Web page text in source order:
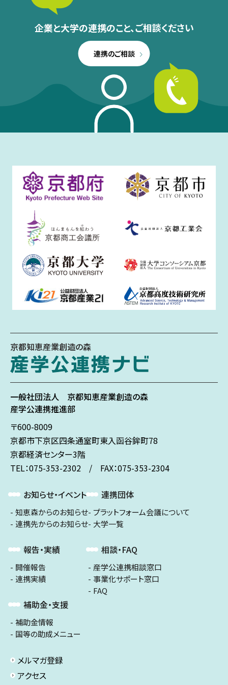
企業と大学の連携のこと、ご相談ください
連携のご相談
京都知恵産業創造の森
一般社団法人 京都知恵産業創造の森
産学公連携推進部
〒600-8009
京都市下京区四条通室町東入函谷鉾町78
京都経済センター3階
TEL：075-353-2302 / FAX：075-353-2304
お知らせ・イベント
知恵森からのお知らせ
連携先からのお知らせ
報告・実績
開催報告
連携実績
補助金・支援
補助金情報
国等の助成メニュー
連携団体
プラットフォーム会議について
大学一覧
相談・FAQ
産学公連携相談窓口
事業化サポート窓口
FAQ
メルマガ登録
アクセス